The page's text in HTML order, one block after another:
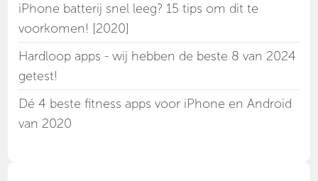
iPhone batterij snel leeg? 15 tips om dit te
voorkomen! [2020]
Hardloop apps - wij hebben de beste 8 van 2024
getest!
Dé 4 beste fitness apps voor iPhone en Android
van 2020